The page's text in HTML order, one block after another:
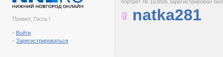
Привет, Гость !
- Войти
- Зарегистрироваться
портрет № 163806 зарегистрирован
natka281